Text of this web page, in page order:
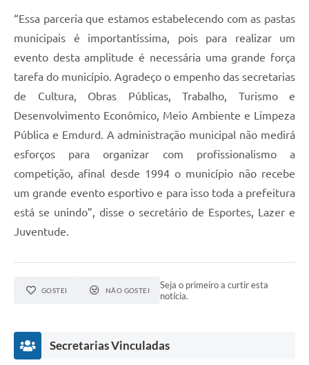
“Essa parceria que estamos estabelecendo com as pastas
municipais é importantíssima, pois para realizar um
evento desta amplitude é necessária uma grande força
tarefa do município. Agradeço o empenho das secretarias
de Cultura, Obras Públicas, Trabalho, Turismo e
Desenvolvimento Econômico, Meio Ambiente e Limpeza
Pública e Emdurd. A administração municipal não medirá
esforços para organizar com profissionalismo a
competição, afinal desde 1994 o município não recebe
um grande evento esportivo e para isso toda a prefeitura
está se unindo”, disse o secretário de Esportes, Lazer e
Juventude.
GOSTEI NÃO GOSTEI
Seja o primeiro a curtir esta
notícia.
Secretarias Vinculadas